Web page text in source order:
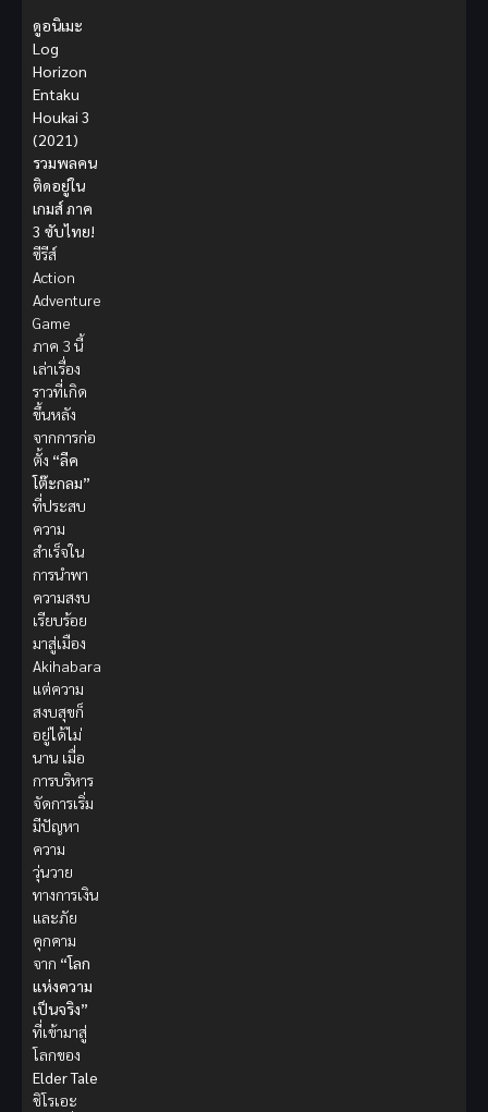
ดูอนิเมะ
Log
Horizon
Entaku
Houkai 3
(2021)
รวมพลคน
ติดอยู่ใน
เกมส์ ภาค
3 ซับไทย!
ซีรีส์
Action
Adventure
Game
ภาค 3 นี้
เล่าเรื่อง
ราวที่เกิด
ขึ้นหลัง
จากการก่อ
ตั้ง “ลีค
โต๊ะกลม”
ที่ประสบ
ความ
สำเร็จใน
การนำพา
ความสงบ
เรียบร้อย
มาสู่เมือง
Akihabara
แต่ความ
สงบสุขก็
อยู่ได้ไม่
นาน เมื่อ
การบริหาร
จัดการเริ่ม
มีปัญหา
ความ
วุ่นวาย
ทางการเงิน
และภัย
คุกคาม
จาก “โลก
แห่งความ
เป็นจริง”
ที่เข้ามาสู่
โลกของ
Elder Tale
ชิโรเอะ